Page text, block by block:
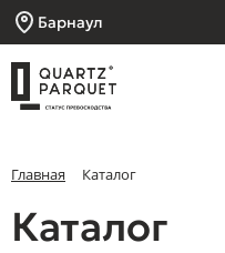
Барнаул
Главная Каталог
Каталог